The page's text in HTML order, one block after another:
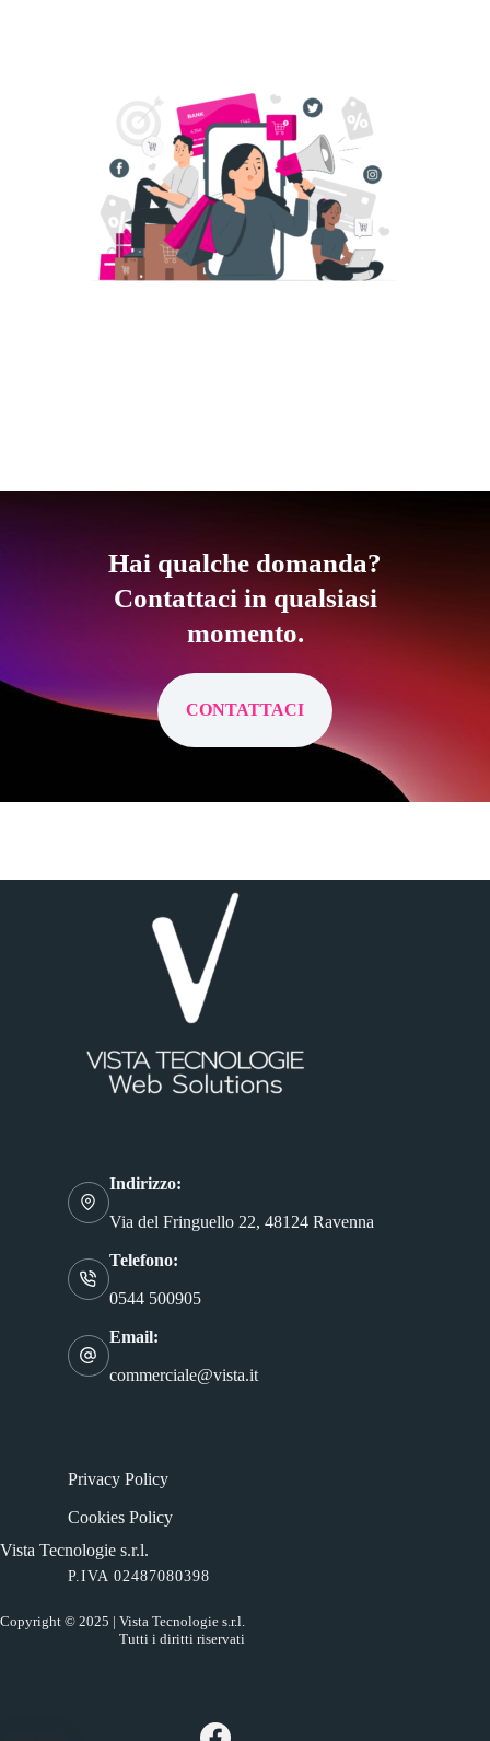
Hai qualche domanda?
Contattaci in qualsiasi
momento.
CONTATTACI
Indirizzo:
Via del Fringuello 22, 48124 Ravenna
Telefono:
0544 500905
Email:
commerciale@vista.it
Privacy Policy
Cookies Policy
Vista Tecnologie s.r.l.
P.IVA 02487080398
Copyright © 2025 | Vista Tecnologie s.r.l.
Tutti i diritti riservati